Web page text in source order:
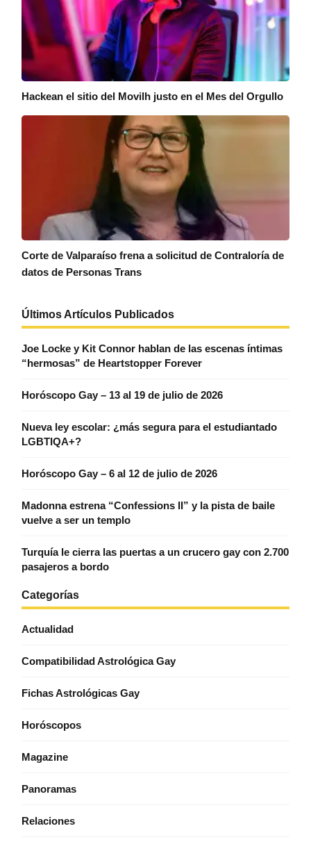
Hackean el sitio del Movilh justo en el Mes del Orgullo
Corte de Valparaíso frena a solicitud de Contraloría de
datos de Personas Trans
Últimos Artículos Publicados
Joe Locke y Kit Connor hablan de las escenas íntimas
“hermosas” de Heartstopper Forever
Horóscopo Gay – 13 al 19 de julio de 2026
Nueva ley escolar: ¿más segura para el estudiantado
LGBTIQA+?
Horóscopo Gay – 6 al 12 de julio de 2026
Madonna estrena “Confessions II” y la pista de baile
vuelve a ser un templo
Turquía le cierra las puertas a un crucero gay con 2.700
pasajeros a bordo
Categorías
Actualidad
Compatibilidad Astrológica Gay
Fichas Astrológicas Gay
Horóscopos
Magazine
Panoramas
Relaciones